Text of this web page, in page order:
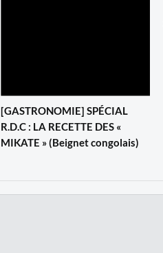
[GASTRONOMIE] SPÉCIAL
R.D.C : LA RECETTE DES «
MIKATE » (Beignet congolais)